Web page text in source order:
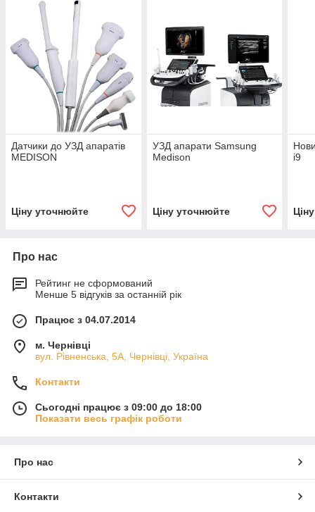
Датчики до УЗД апаратів
MEDISON
Ціну уточнюйте
УЗД апарати Samsung
Medison
Ціну уточнюйте
i9
Про нас
Рейтинг не сформований
Менше 5 відгуків за останній рік
Працює з 04.07.2014
м. Чернівці
вул. Рівненська, 5А, Чернівці, Україна
Контакти
Сьогодні працює з 09:00 до 18:00
Показати весь графік роботи
Про нас
Контакти